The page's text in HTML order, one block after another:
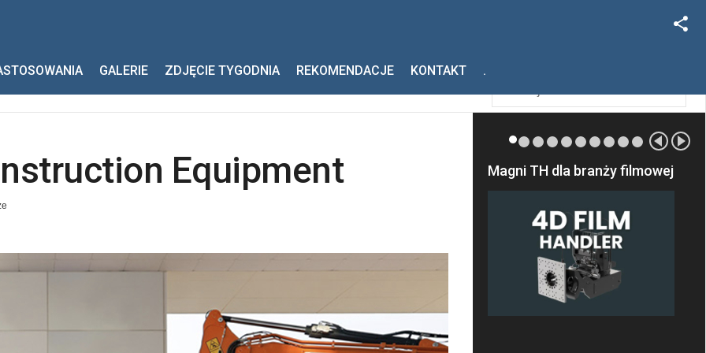
GALERIE ZDJĘCIE TYGODNIA REKOMENDACJE KONTAKT .
Equipment
Equipment Magni TH dla branży filmowej